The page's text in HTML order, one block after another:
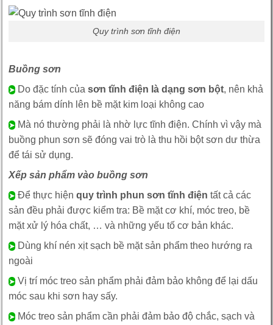
Quy trình sơn tĩnh điện
Buồng sơn
➤ Do đặc tính của sơn tĩnh điện là dạng sơn bột, nên khả
năng bám dính lên bề mặt kim loại không cao
➤ Mà nó thường phải là nhờ lực tĩnh điện. Chính vì vậy mà
buồng phun sơn sẽ đóng vai trò là thu hồi bột sơn dư thừa
để tái sử dụng.
Xếp sản phẩm vào buồng sơn
➤ Để thực hiện quy trình phun sơn tĩnh điện tất cả các
sản đều phải được kiểm tra: Bề mặt cơ khí, móc treo, bề
mặt xử lý hóa chất, … và những yếu tố cơ bản khác.
➤ Dùng khí nén xịt sạch bề mặt sản phẩm theo hướng ra
ngoài
➤ Vị trí móc treo sản phẩm phải đảm bảo không để lại dấu
móc sau khi sơn hay sấy.
➤ Móc treo sản phẩm cần phải đảm bảo độ chắc, sạch và